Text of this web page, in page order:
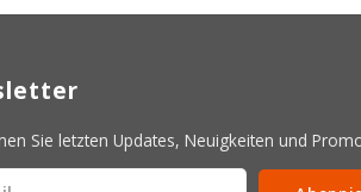
Sie letzten Updates, Neuigkeiten und